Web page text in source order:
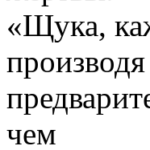
«Щука,
чем